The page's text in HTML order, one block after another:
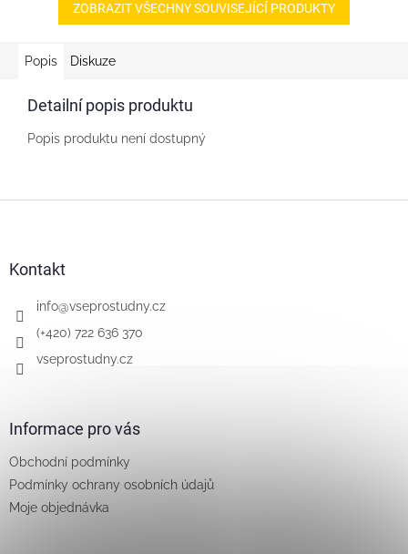
ZOBRAZIT VŠECHNY SOUVISEJÍCÍ PRODUKTY
Popis Diskuze
Detailní popis produktu
Popis produktu není dostupný
Kontakt
info@vseprostudny.cz
(+420) 722 636 370
vseprostudny.cz
Informace pro vás
Obchodní podmínky
Podmínky ochrany osobních údajů
Moje objednávka